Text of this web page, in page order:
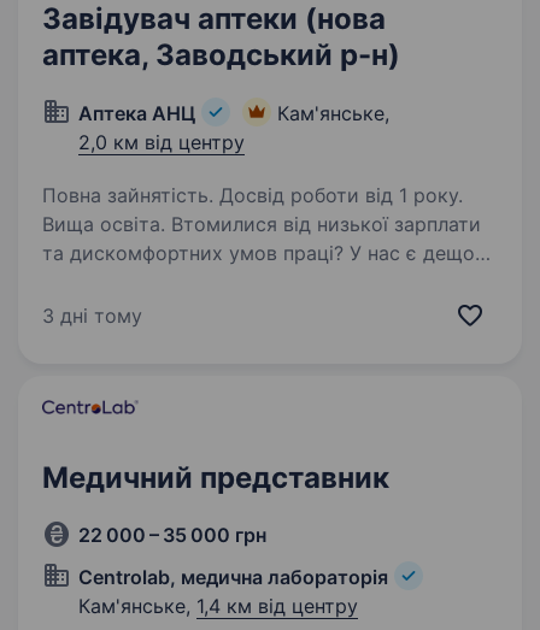
Завідувач аптеки (нова
аптека, Заводський р-н)
Аптека АНЦ
Кам'янське,
2,0 км від центру
Повна зайнятість. Досвід роботи від 1 року.
Вища освіта. Втомилися від низької зарплати
та дискомфортних умов праці? У нас є дещо
ринку — «Аптека АНЦ» і ми шукаємо саме
3 дні тому
Медичний представник
22 000 – 35 000 грн
Centrolab, медична лабораторія
Кам'янське, 1,4 км від центру